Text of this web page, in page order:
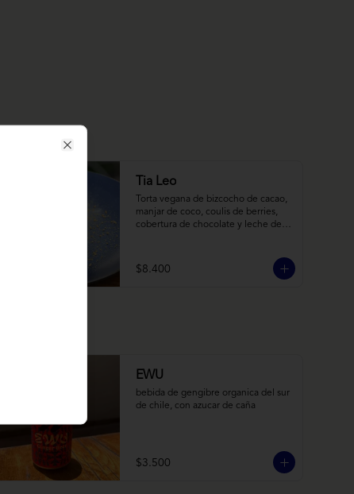
Tia Leo
Torta vegana de bizcocho de cacao,
manjar de coco, coulis de berries,
cobertura de chocolate y leche de
$8.400
EWU
bebida de gengibre organica del sur
de chile, con azucar de caña
$3.500
Close